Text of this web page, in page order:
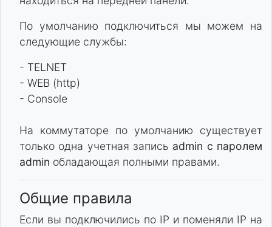
По умолчанию подключиться мы можем на
следующие службы:
- TELNET
- WEB (http)
- Console
На коммутаторе по умолчанию существует
только одна учетная запись admin c паролем
admin обладающая полными правами.
Общие правила
Если вы подключились по IP и поменяли IP на